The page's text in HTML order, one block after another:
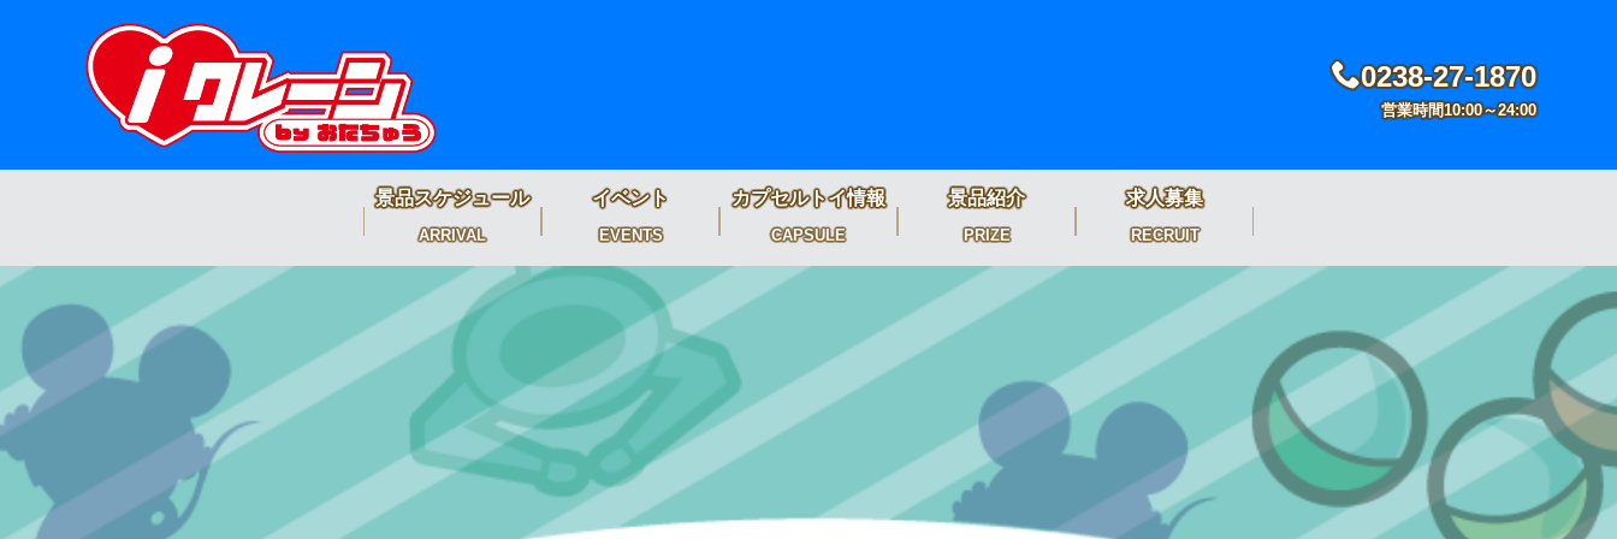
0238-27-1870
営業時間10:00～24:00
景品スケジュール
ARRIVAL
イベント
EVENTS
カプセルトイ情報
CAPSULE
景品紹介
PRIZE
求人募集
RECRUIT